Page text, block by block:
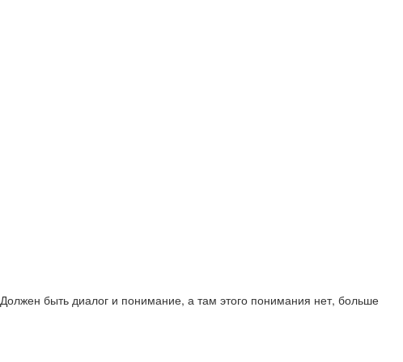
быть диалог и понимание, а там этого понимания нет, больше